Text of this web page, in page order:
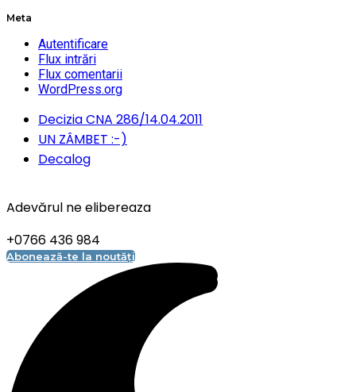
Meta
Autentificare
Flux intrări
Flux comentarii
WordPress.org
Decizia CNA 286/14.04.2011
UN ZÂMBET :-)
Decalog
Adevărul ne elibereaza
+0766 436 984
Abonează-te la noutăți